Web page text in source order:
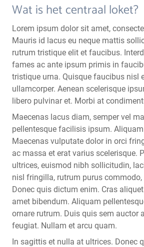
Wat is het centraal loket?
Lorem ipsum dolor sit amet,
Mauris id lacus eu neque mattis
rutrum tristique elit et faucibus.
fames ac ante ipsum primis in
tristique urna. Quisque faucibus nisl
ullamcorper. Aenean scelerisque
libero pulvinar et. Morbi at
Maecenas lacus diam, semper vel
pellentesque facilisis ipsum.
Maecenas vulputate dolor in orci
ac massa et erat varius scelerisque.
ultrices, euismod nibh sollicitudin,
nisl fringilla, rutrum purus
Donec quis dictum enim. Cras
amet bibendum. Aliquam
ornare rutrum. Duis quis sem auctor
feugiat. Nullam et arcu quam.
In sagittis et nulla at ultrices. Donec